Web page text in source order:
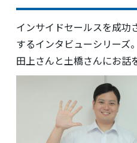
インサイドセールスを成功
するインタビューシリーズ
田上さんと土橋さんにお話